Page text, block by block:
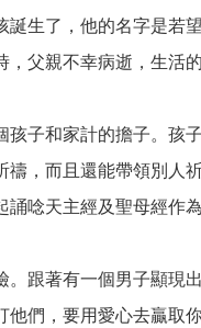
生了，他的名字是若
父親不幸病逝，生活
子和家計的擔子。孩
，而且還能帶領別人
唸天主經及聖母經作
跟著有一個男子顯現
們，要用愛心去贏取